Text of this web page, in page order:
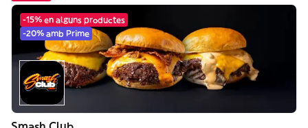
-15% en alguns productes
-20% amb Prime